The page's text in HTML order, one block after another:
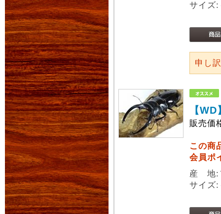
サイ
申し
【
販売価
この商
会員ポ
産 地:
サイ